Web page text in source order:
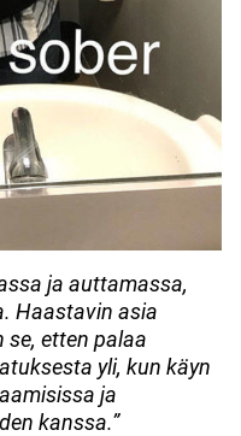
ja auttamassa,
Haastavin asia
se, etten palaa
yli, kun käyn
ja
kanssa.”